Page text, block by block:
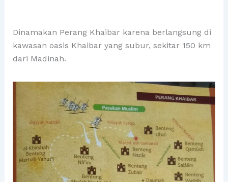
Dinamakan Perang Khaibar karena berlangsung di
kawasan oasis Khaibar yang subur, sekitar 150 km
dari Madinah.